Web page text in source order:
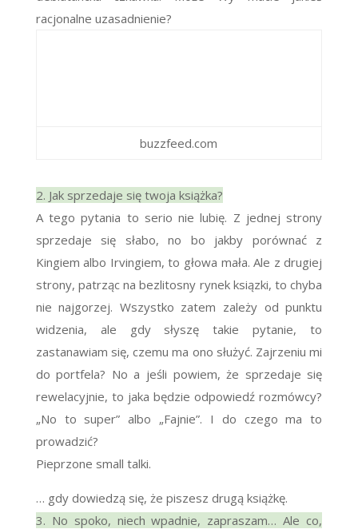
racjonalne uzasadnienie?
buzzfeed.com
2. Jak sprzedaje się twoja książka?
A tego pytania to serio nie lubię. Z jednej strony
sprzedaje się słabo, no bo jakby porównać z
Kingiem albo Irvingiem, to głowa mała. Ale z drugiej
strony, patrząc na bezlitosny rynek ksiązki, to chyba
nie najgorzej. Wszystko zatem zależy od punktu
widzenia, ale gdy słyszę takie pytanie, to
zastanawiam się, czemu ma ono służyć. Zajrzeniu mi
do portfela? No a jeśli powiem, że sprzedaje się
rewelacyjnie, to jaka będzie odpowiedź rozmówcy?
„No to super” albo „Fajnie”. I do czego ma to
prowadzić?
Pieprzone small talki.
… gdy dowiedzą się, że piszesz drugą książkę.
3. No spoko, niech wpadnie, zapraszam… Ale co,